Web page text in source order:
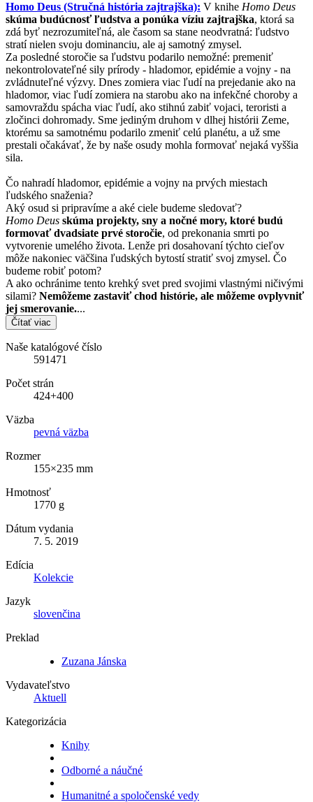
Homo Deus (Stručná história zajtrajška): V knihe Homo Deus
skúma budúcnosť ľudstva a ponúka víziu zajtrajška, ktorá sa
zdá byť nezrozumiteľná, ale časom sa stane neodvratná: ľudstvo
stratí nielen svoju dominanciu, ale aj samotný zmysel.
Za posledné storočie sa ľudstvu podarilo nemožné: premeniť
nekontrolovateľné sily prírody - hladomor, epidémie a vojny - na
zvládnuteľné výzvy. Dnes zomiera viac ľudí na prejedanie ako na
hladomor, viac ľudí zomiera na starobu ako na infekčné choroby a
samovraždu spácha viac ľudí, ako stihnú zabiť vojaci, teroristi a
zločinci dohromady. Sme jediným druhom v dlhej histórii Zeme,
ktorému sa samotnému podarilo zmeniť celú planétu, a už sme
prestali očakávať, že by naše osudy mohla formovať nejaká vyššia
sila.
Čo nahradí hladomor, epidémie a vojny na prvých miestach
ľudského snaženia?
Aký osud si pripravíme a aké ciele budeme sledovať?
Homo Deus skúma projekty, sny a nočné mory, ktoré budú
formovať dvadsiate prvé storočie, od prekonania smrti po
vytvorenie umelého života. Lenže pri dosahovaní týchto cieľov
môže nakoniec väčšina ľudských bytostí stratiť svoj zmysel. Čo
budeme robiť potom?
A ako ochránime tento krehký svet pred svojimi vlastnými ničivými
silami? Nemôžeme zastaviť chod histórie, ale môžeme ovplyvniť
jej smerovanie....
Čítať viac
Naše katalógové číslo
591471
Počet strán
424+400
Väzba
pevná väzba
Rozmer
155×235 mm
Hmotnosť
1770 g
Dátum vydania
7. 5. 2019
Edícia
Kolekcie
Jazyk
slovenčina
Preklad
Zuzana Jánska
Vydavateľstvo
Aktuell
Kategorizácia
Knihy
Odborné a náučné
Humanitné a spoločenské vedy